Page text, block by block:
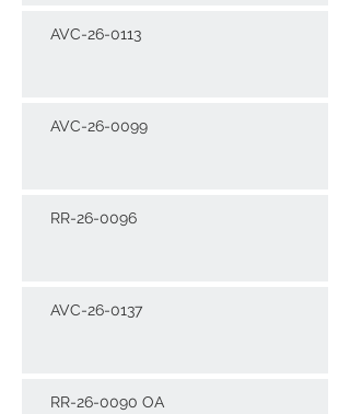
AVC-26-0113
AVC-26-0099
RR-26-0096
AVC-26-0137
RR-26-0090 OA